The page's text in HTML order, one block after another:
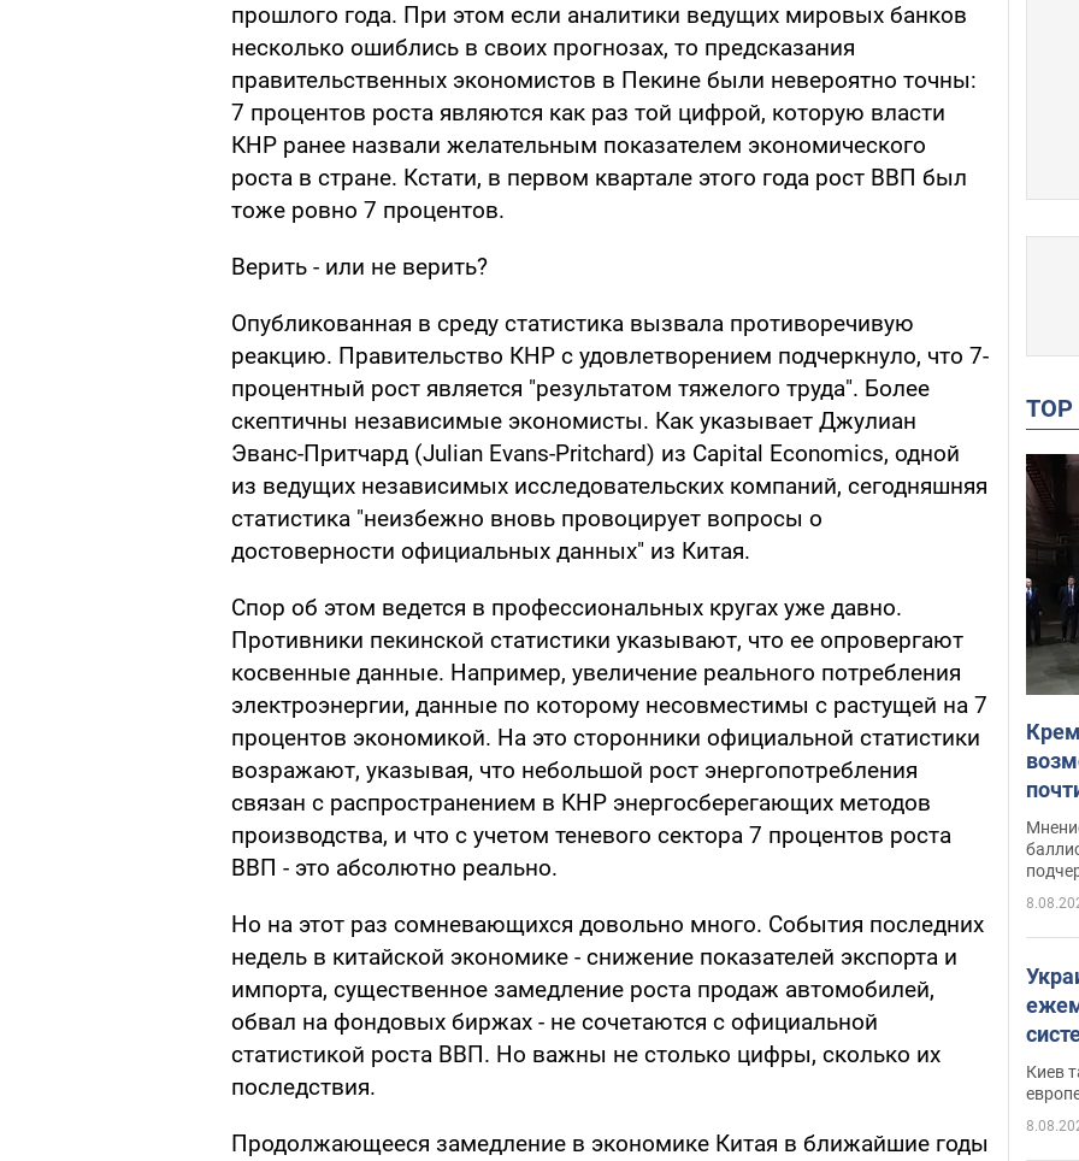
прошлого года. При этом если аналитики ведущих мировых банков
несколько ошиблись в своих прогнозах, то предсказания
правительственных экономистов в Пекине были невероятно точны:
7 процентов роста являются как раз той цифрой, которую власти
КНР ранее назвали желательным показателем экономического
роста в стране. Кстати, в первом квартале этого года рост ВВП был
тоже ровно 7 процентов.
Верить - или не верить?
Опубликованная в среду статистика вызвала противоречивую
реакцию. Правительство КНР с удовлетворением подчеркнуло, что 7-
процентный рост является "результатом тяжелого труда". Более
скептичны независимые экономисты. Как указывает Джулиан
Эванс-Притчард (Julian Evans-Pritchard) из Capital Economics, одной
из ведущих независимых исследовательских компаний, сегодняшняя
статистика "неизбежно вновь провоцирует вопросы о
достоверности официальных данных" из Китая.
Спор об этом ведется в профессиональных кругах уже давно.
Противники пекинской статистики указывают, что ее опровергают
косвенные данные. Например, увеличение реального потребления
электроэнергии, данные по которому несовместимы с растущей на 7
процентов экономикой. На это сторонники официальной статистики
возражают, указывая, что небольшой рост энергопотребления
связан с распространением в КНР энергосберегающих методов
производства, и что с учетом теневого сектора 7 процентов роста
ВВП - это абсолютно реально.
Но на этот раз сомневающихся довольно много. События последних
недель в китайской экономике - снижение показателей экспорта и
импорта, существенное замедление роста продаж автомобилей,
обвал на фондовых биржах - не сочетаются с официальной
статистикой роста ВВП. Но важны не столько цифры, сколько их
последствия.
Продолжающееся замедление в экономике Китая в ближайшие годы
Киев